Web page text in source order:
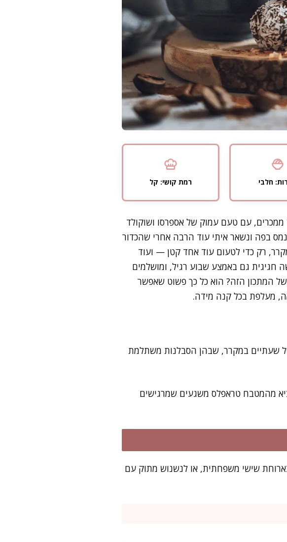
חלבי רמת קושי: קל
ממכרים, עם טעם עמוק של אספרסו ושוקולד
בפה ונשאר איתי עוד הרבה אחרי שהכדור
רק כדי לטעום עוד אחד קטן — ועוד
גם באמצע שבוע רגיל, ומושלמים
המתכון הזה? הוא כל כך פשוט שאפשר
מעלפת בכל קנה מידה.
שעתיים במקרר, שבהן הסבלנות משתלמת
מהמטבח טראפלס משגעים שמרגישים
כקינוח בארוחת שישי משפחתית, או לנשנוש מתוק עם